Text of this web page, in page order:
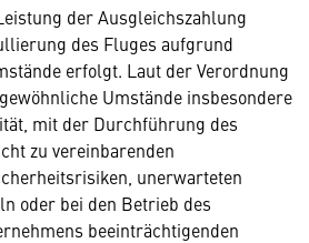
der Ausgleichszahlung
des Fluges aufgrund
erfolgt. Laut der Verordnung
Umstände insbesondere
mit der Durchführung des
zu vereinbarenden
unerwarteten
oder bei den Betrieb des
beeinträchtigenden